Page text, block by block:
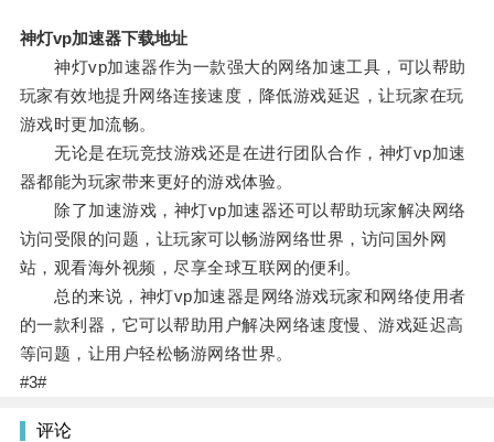
神灯vp加速器下载地址
神灯vp加速器作为一款强大的网络加速工具，可以帮助
玩家有效地提升网络连接速度，降低游戏延迟，让玩家在玩
游戏时更加流畅。
无论是在玩竞技游戏还是在进行团队合作，神灯vp加速
器都能为玩家带来更好的游戏体验。
除了加速游戏，神灯vp加速器还可以帮助玩家解决网络
访问受限的问题，让玩家可以畅游网络世界，访问国外网
站，观看海外视频，尽享全球互联网的便利。
总的来说，神灯vp加速器是网络游戏玩家和网络使用者
的一款利器，它可以帮助用户解决网络速度慢、游戏延迟高
等问题，让用户轻松畅游网络世界。
#3#
评论